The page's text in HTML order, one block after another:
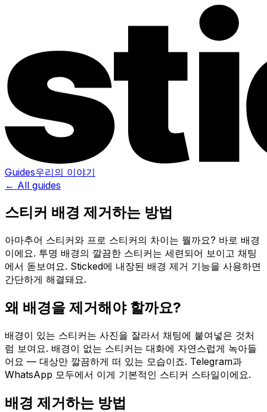
Guides우리의 이야기
← All guides
스티커 배경 제거하는 방법
아마추어 스티커와 프로 스티커의 차이는 뭘까요? 바로 배경
이에요. 투명 배경의 깔끔한 스티커는 세련되어 보이고 채팅
에서 돋보여요. Sticked에 내장된 배경 제거 기능을 사용하면
간단하게 해결돼요.
왜 배경을 제거해야 할까요?
배경이 있는 스티커는 사진을 잘라서 채팅에 붙여넣은 것처
럼 보여요. 배경이 없는 스티커는 대화에 자연스럽게 녹아들
어요 — 대상만 깔끔하게 떠 있는 모습이죠. Telegram과
WhatsApp 모두에서 이게 기본적인 스티커 스타일이에요.
배경 제거하는 방법